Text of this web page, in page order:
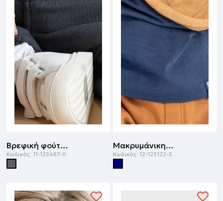
Βρεφική φούτερ φόρμα | ΑΝΘΡΑΚΙ
Κωδικός: 11-125487-0
Μακρυμάνικη μπλούζα | ΜΑΡΕΝ
Κωδικός: 12-125122-5